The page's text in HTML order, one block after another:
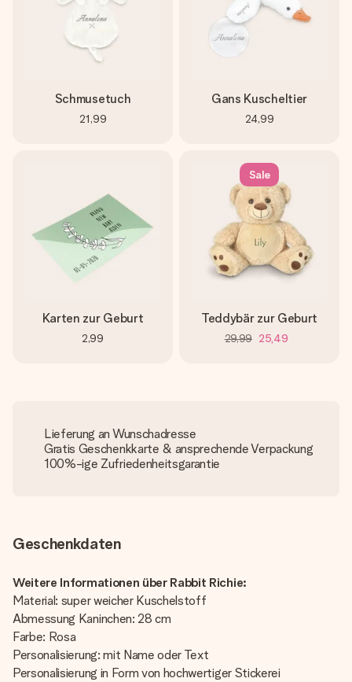
Schmusetuch
21,99
Gans Kuscheltier
24,99
Karten zur Geburt
2,99
Sale
Teddybär zur Geburt
29,99 25,49
Lieferung an Wunschadresse
Gratis Geschenkkarte & ansprechende Verpackung
100%-ige Zufriedenheitsgarantie
Geschenkdaten
Weitere Informationen über Rabbit Richie:
Material: super weicher Kuschelstoff
Abmessung Kaninchen: 28 cm
Farbe: Rosa
Personalisierung: mit Name oder Text
Personalisierung in Form von hochwertiger Stickerei